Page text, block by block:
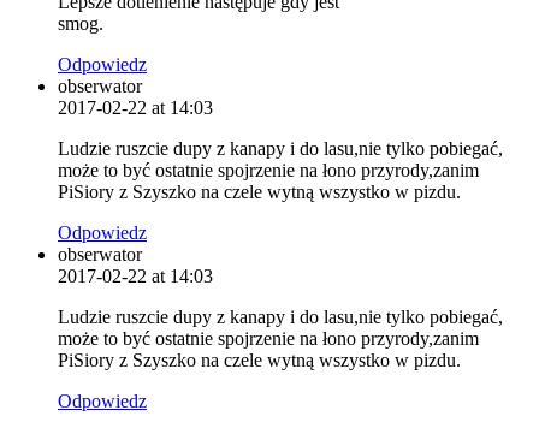
smog.
Odpowiedz
obserwator
2017-02-22 at 14:03
Ludzie ruszcie dupy z kanapy i do lasu,nie tylko pobiegać,
może to być ostatnie spojrzenie na łono przyrody,zanim
PiSiory z Szyszko na czele wytną wszystko w pizdu.
Odpowiedz
obserwator
2017-02-22 at 14:03
Ludzie ruszcie dupy z kanapy i do lasu,nie tylko pobiegać,
może to być ostatnie spojrzenie na łono przyrody,zanim
PiSiory z Szyszko na czele wytną wszystko w pizdu.
Odpowiedz